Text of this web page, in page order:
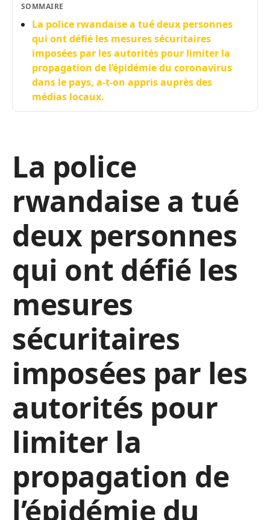
SOMMAIRE
La police rwandaise a tué deux personnes
qui ont défié les mesures sécuritaires
imposées par les autorités pour limiter la
propagation de l’épidémie du coronavirus
dans le pays, a-t-on appris auprès des
médias locaux.
La police
rwandaise a tué
deux personnes
qui ont défié les
mesures
sécuritaires
imposées par les
autorités pour
limiter la
propagation de
l’épidémie du